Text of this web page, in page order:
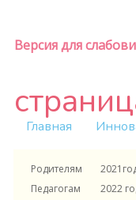
Версия для
Главная
Родителям и
Педагогам и
2022